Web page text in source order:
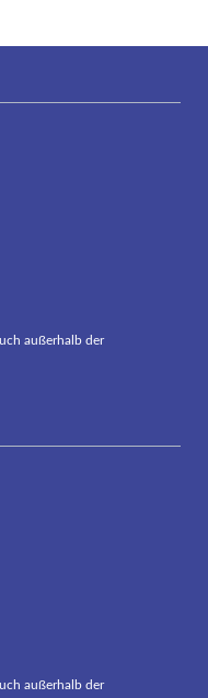
außerhalb der
außerhalb der